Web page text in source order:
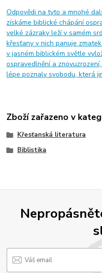
Odpovědi na tyto a mnohé
získáme biblické chápání
velké zázraky leží v samém
křesťany v nich panuje
v jasném biblickém světle
ospravedlnění a
lépe poznaly svobodu, která
Zboží zařazeno v
Křesťanská literatura
Biblistika